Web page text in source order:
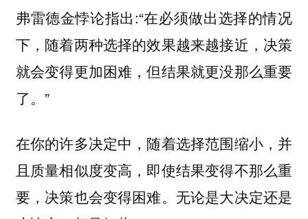
弗雷德金悖论指出:“在必须做出选择的情况
下，随着两种选择的效果越来越接近，决策
就会变得更加困难，但结果就更没那么重要
了。”
在你的许多决定中，随着选择范围缩小，并
且质量相似度变高，即使结果变得不那么重
要，决策也会变得困难。无论是大决定还是